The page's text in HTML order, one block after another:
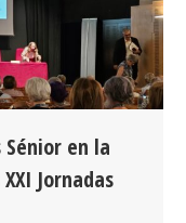
en la
Jornadas